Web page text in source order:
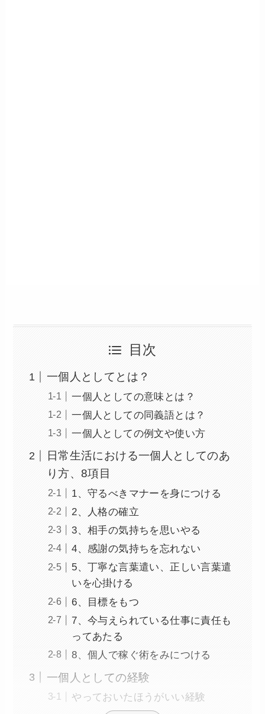
目次
一個人としてとは？
一個人としての意味とは？
一個人としての同義語とは？
一個人としての例文や使い方
日常生活における一個人としてのあ
り方、8項目
1、守るべきマナーを身につける
2、人格の確立
3、相手の気持ちを思いやる
4、感謝の気持ちを忘れない
5、丁寧な言葉遣い、正しい言葉遣
いを心掛ける
6、目標をもつ
7、今与えられている仕事に責任も
ってあたる
8、個人で稼ぐ術をみにつける
一個人としての経験
やっておいたほうがいい経験